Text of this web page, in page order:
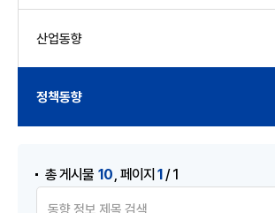
산업동향
정책동향
총 게시물 10 ,페이지1/ 1